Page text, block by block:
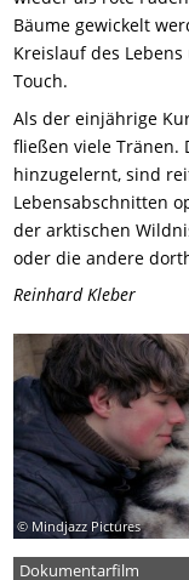
Bäume gewickelt
Kreislauf des
Touch.
Als der einjährige
fließen viele Tränen.
hinzugelernt, sind
Lebensabschnitten
der arktischen
oder die andere
Reinhard Kleber
© Mindjazz Pictures
Dokumentarfilm